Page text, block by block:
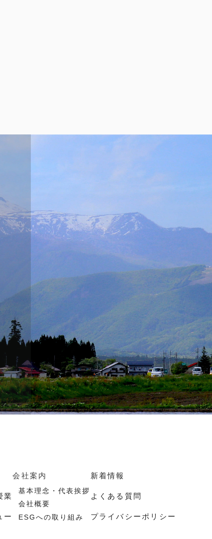
業
ー
会社案内
基本理念・代表挨拶
会社概要
ESGへの取り組み
新着情報
よくある質問
プライバシーポリシー